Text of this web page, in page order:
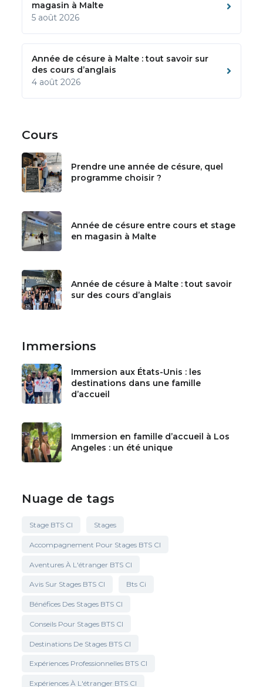
magasin à Malte
5 août 2026
Année de césure à Malte : tout savoir sur
des cours d’anglais
4 août 2026
Cours
Prendre une année de césure, quel
programme choisir ?
Année de césure entre cours et stage
en magasin à Malte
Année de césure à Malte : tout savoir
sur des cours d’anglais
Immersions
Immersion aux États-Unis : les
destinations dans une famille
d’accueil
Immersion en famille d’accueil à Los
Angeles : un été unique
Nuage de tags
Stage BTS CI Stages
Accompagnement Pour Stages BTS CI
Aventures À L'étranger BTS CI
Avis Sur Stages BTS CI Bts Ci
Bénéfices Des Stages BTS CI
Conseils Pour Stages BTS CI
Destinations De Stages BTS CI
Expériences Professionnelles BTS CI
Expériences À L'étranger BTS CI